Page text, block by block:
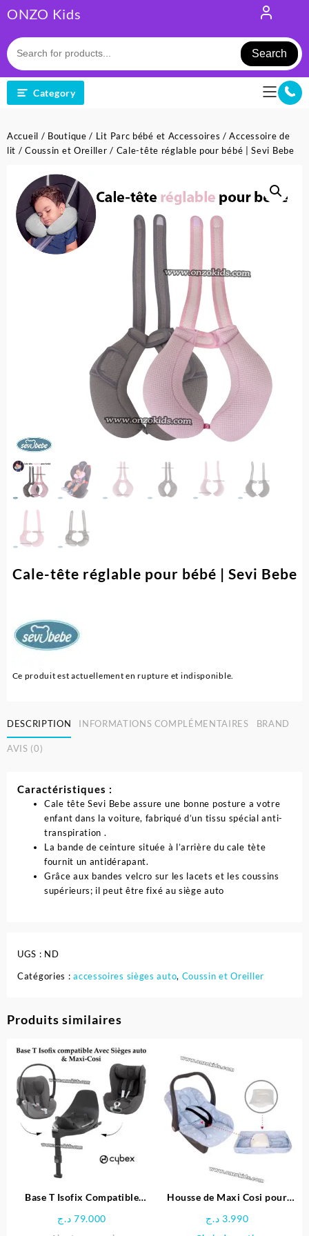
to
content
ONZO Kids
Search
Category
Accueil / Boutique / Lit Parc bébé et Accessoires /Accessoire de
lit /Coussin et Oreiller / Cale-tête réglable pour bébé | Sevi Bebe
Cale-tête réglable pour bébé | Sevi Bebe
Ce produit est actuellement en rupture et indisponible.
DESCRIPTION INFORMATIONS COMPLÉMENTAIRES BRAND
AVIS (0)
Caractéristiques :
Cale tête Sevi Bebe assure une bonne posture a votre
enfant dans la voiture, fabriqué d’un tissu spécial anti-
transpiration .
La bande de ceinture située à l’arrière du cale tète
fournit un antidérapant.
Grâce aux bandes velcro sur les lacets et les coussins
supérieurs; il peut être fixé au siège auto
UGS : ND
Catégories :accessoires sièges auto, Coussin et Oreiller
Produits similaires
Base T Isofix Compatible
– Cybex
79.000 د.ج
Housse de Maxi Cosi pour
3.990 د.ج